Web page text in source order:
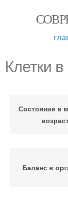
Клетки
Состояние в
Баланс в